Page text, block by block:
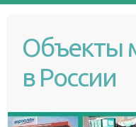
Объекты
в России